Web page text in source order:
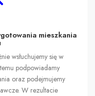
mieszkania
wsłuchujemy się w
podpowiadamy
oraz podejmujemy
W rezultacie